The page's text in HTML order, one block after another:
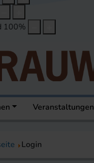
100%
Veranstaltungen
Login